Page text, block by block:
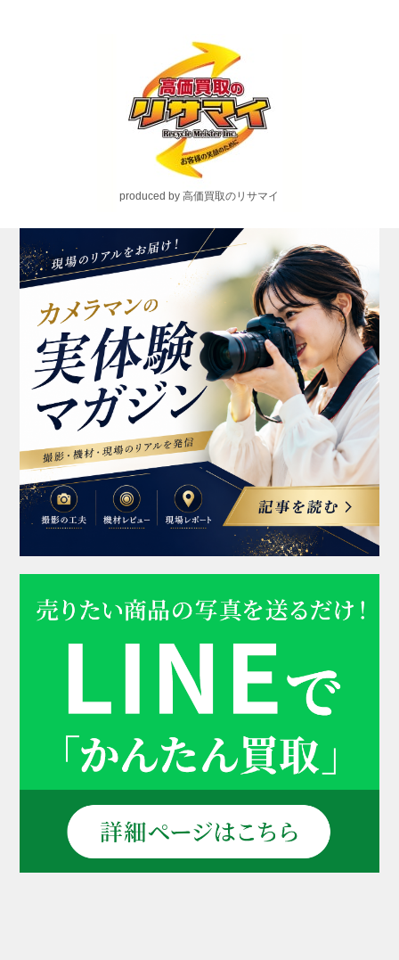
produced by 高価買取のリサマイ